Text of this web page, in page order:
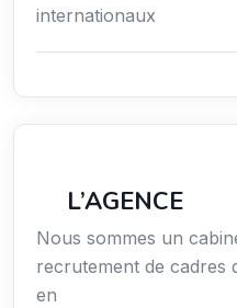
internationaux
L’AGENCE
Nous sommes un
recrutement de cadres
en